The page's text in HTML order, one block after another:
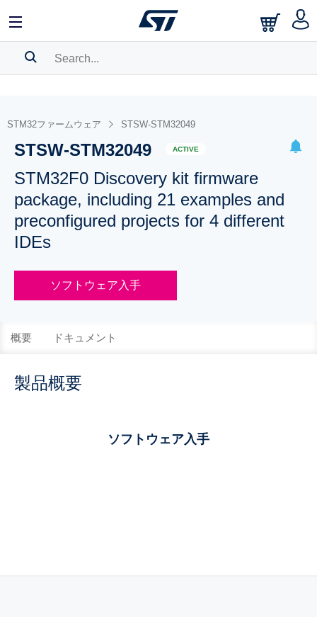
BOOKMARK
Pleaselog into show your saved searches.
STM32ファームウェア STSW-STM32049
STSW-STM32049 ACTIVE
STM32F0 Discovery kit firmware
package, including 21 examples and
preconfigured projects for 4 different
IDEs
ソフトウェア入手
概要 ドキュメント
製品概要
ソフトウェア入手